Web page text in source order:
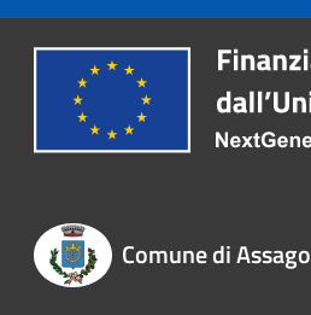
Comune di Assago